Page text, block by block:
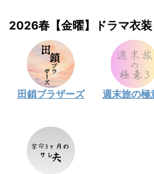
2026春【金曜】ドラマ衣装
田鎖ブラザーズ 週末旅の極